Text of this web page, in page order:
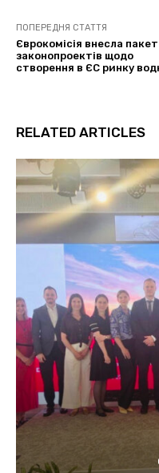
ПОПЕРЕДНЯ СТАТТЯ
Єврокомісія внесла пакет
законопроектів щодо
створення в ЄС ринку
RELATED ARTICLES